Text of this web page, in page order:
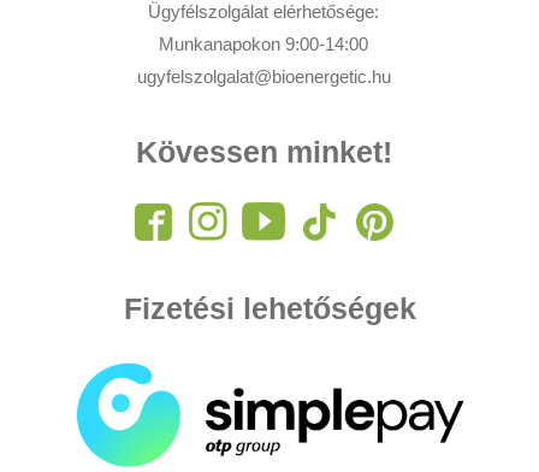
Ügyfélszolgálat elérhetősége:
Munkanapokon 9:00-14:00
ugyfelszolgalat@bioenergetic.hu
Kövessen minket!
Fizetési lehetőségek